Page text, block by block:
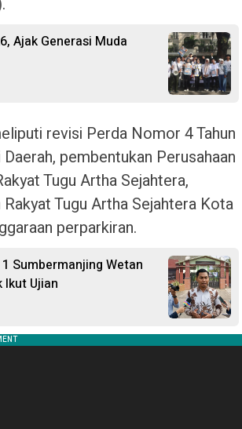
Ajak Generasi Muda
revisi Perda Nomor 4 Tahun
pembentukan Perusahaan
Tugu Artha Sejahtera,
Tugu Artha Sejahtera Kota
perparkiran.
Sumbermanjing Wetan
Ikut Ujian